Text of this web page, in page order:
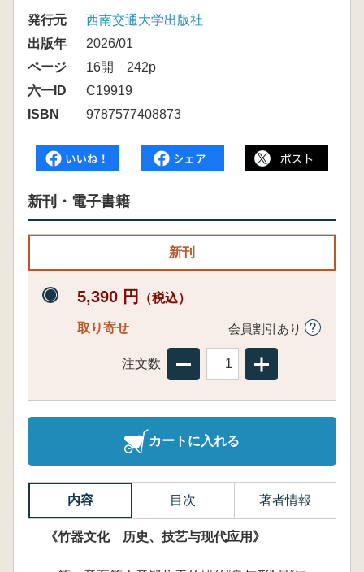
発行元
西南交通大学出版社
出版年
2026/01
ページ
16開 242p
六一ID
C19919
ISBN
9787577408873
新刊・電子書籍
新刊
5,390 円 （税込）
取り寄せ 会員割引あり
注文数
カートに入れる
内容 目次 著者情報
《竹器文化 历史、技艺与现代应用》